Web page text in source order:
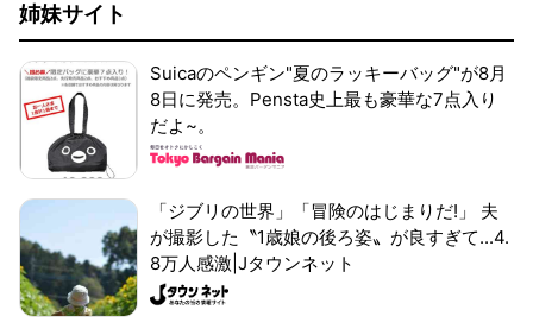
姉妹サイト
Suicaのペンギン"夏のラッキーバッグ"が8月
8日に発売。Pensta史上最も豪華な7点入り
だよ~。
「ジブリの世界」「冒険のはじまりだ!」 夫
が撮影した〝1歳娘の後ろ姿〟が良すぎて...4.
8万人感激|Jタウンネット